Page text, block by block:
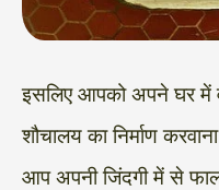
इसलिए आपको अपने घर में
शौचालय का निर्माण
आप अपनी जिंदगी में से